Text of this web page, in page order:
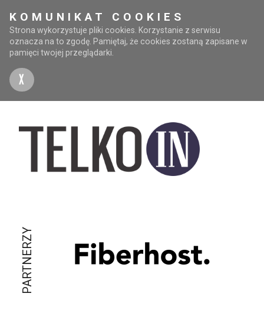
KOMUNIKAT COOKIES
Strona wykorzystuje pliki cookies. Korzystanie z serwisu
oznacza na to zgodę. Pamiętaj, że cookies zostaną zapisane w
pamięci twojej przeglądarki.
X
PARTNERZY